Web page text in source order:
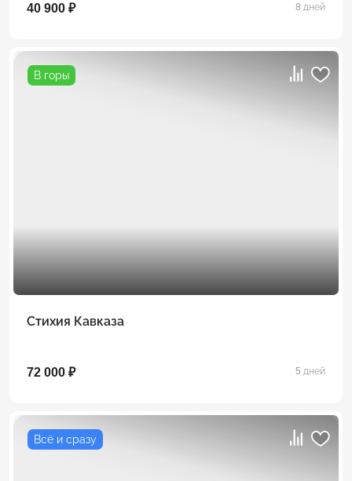
40 900 ₽ 8 дней
В горы
Стихия Кавказа
72 000 ₽ 5 дней
Всё и сразу